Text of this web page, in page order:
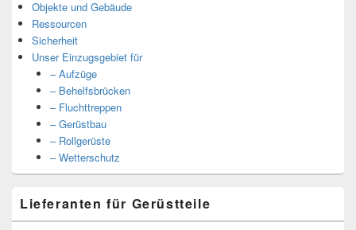
Objekte und Gebäude
Ressourcen
Sicherheit
Unser Einzugsgebiet für
– Aufzüge
– Behelfsbrücken
– Fluchttreppen
– Gerüstbau
– Rollgerüste
– Wetterschutz
Lieferanten für Gerüstteile